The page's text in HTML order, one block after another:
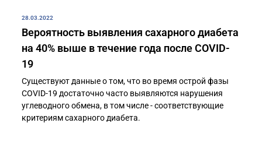
28.03.2022
Вероятность выявления сахарного диабета
на 40% выше в течение года после COVID-
19
Существуют данные о том, что во время острой фазы
COVID-19 достаточно часто выявляются нарушения
углеводного обмена, в том числе - соответствующие
критериям сахарного диабета.